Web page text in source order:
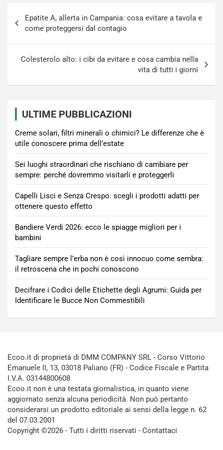
articoli
Epatite A, allerta in Campania: cosa evitare a tavola e
come proteggersi dal contagio
Colesterolo alto: i cibi da evitare e cosa cambia nella
vita di tutti i giorni
ULTIME PUBBLICAZIONI
Creme solari, filtri minerali o chimici? Le differenze che è
utile conoscere prima dell’estate
Sei luoghi straordinari che rischiano di cambiare per
sempre: perché dovremmo visitarli e proteggerli
Capelli Lisci e Senza Crespo: scegli i prodotti adatti per
ottenere questo effetto
Bandiere Verdi 2026: ecco le spiagge migliori per i
bambini
Tagliare sempre l’erba non è così innocuo come sembra:
il retroscena che in pochi conoscono
Decifrare i Codici delle Etichette degli Agrumi: Guida per
Identificare le Bucce Non Commestibili
Ecoo.it di proprietà di DMM COMPANY SRL - Corso Vittorio
Emanuele II, 13, 03018 Paliano (FR) - Codice Fiscale e Partita
I.V.A. 03144800608
Ecoo.it non è una testata giornalistica, in quanto viene
aggiornato senza alcuna periodicità. Non può pertanto
considerarsi un prodotto editoriale ai sensi della legge n. 62
del 07.03.2001
Copyright ©2026 - Tutti i diritti riservati - Contattaci